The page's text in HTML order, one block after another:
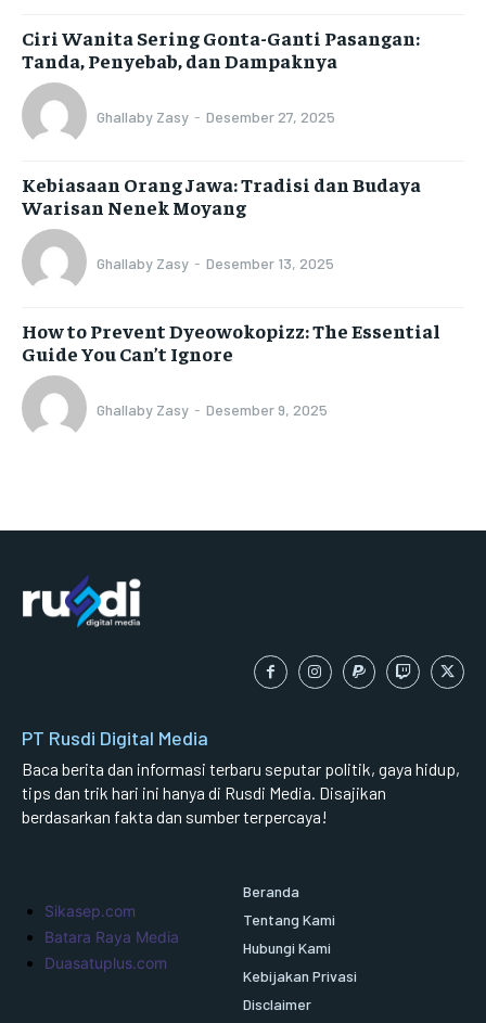
Ciri Wanita Sering Gonta-Ganti Pasangan:
Tanda, Penyebab, dan Dampaknya
Ghallaby Zasy - Desember 27, 2025
Kebiasaan Orang Jawa: Tradisi dan Budaya
Warisan Nenek Moyang
Ghallaby Zasy - Desember 13, 2025
How to Prevent Dyeowokopizz: The Essential
Guide You Can’t Ignore
Ghallaby Zasy - Desember 9, 2025
PT Rusdi Digital Media
Baca berita dan informasi terbaru seputar politik, gaya hidup,
tips dan trik hari ini hanya di Rusdi Media. Disajikan
berdasarkan fakta dan sumber terpercaya!
Sikasep.com
Batara Raya Media
Duasatuplus.com
Beranda
Tentang Kami
Hubungi Kami
Kebijakan Privasi
Disclaimer